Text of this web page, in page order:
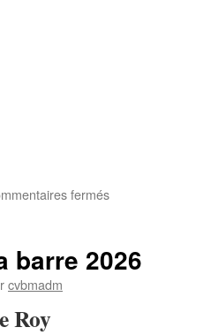
ferméssur
Montereau
barre 2026
cvbmadm
Roy